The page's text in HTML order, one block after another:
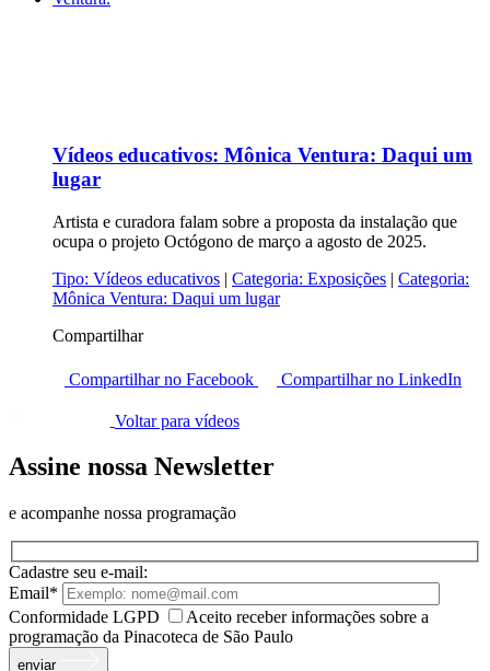
Vídeos educativos: Mônica Ventura: Daqui um
lugar
Artista e curadora falam sobre a proposta da instalação que
ocupa o projeto Octógono de março a agosto de 2025.
Tipo: Vídeos educativos | Categoria: Exposições | Categoria:
Mônica Ventura: Daqui um lugar
Compartilhar
Compartilhar no Facebook Compartilhar no LinkedIn
Voltar para vídeos
Assine nossa Newsletter
e acompanhe nossa programação
Cadastre seu e-mail:
Email*
Conformidade LGPD
Aceito receber informações sobre a
programação da Pinacoteca de São Paulo
enviar